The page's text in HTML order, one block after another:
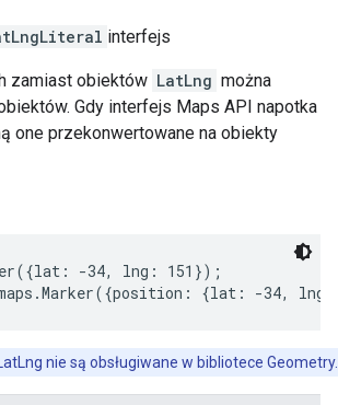
interfejs
zamiast obiektów LatLng można
Gdy interfejs Maps API napotka
one przekonwertowane na obiekty
-34, lng: 151});
{lat: -34,
nie są obsługiwane w bibliotece Geometry.